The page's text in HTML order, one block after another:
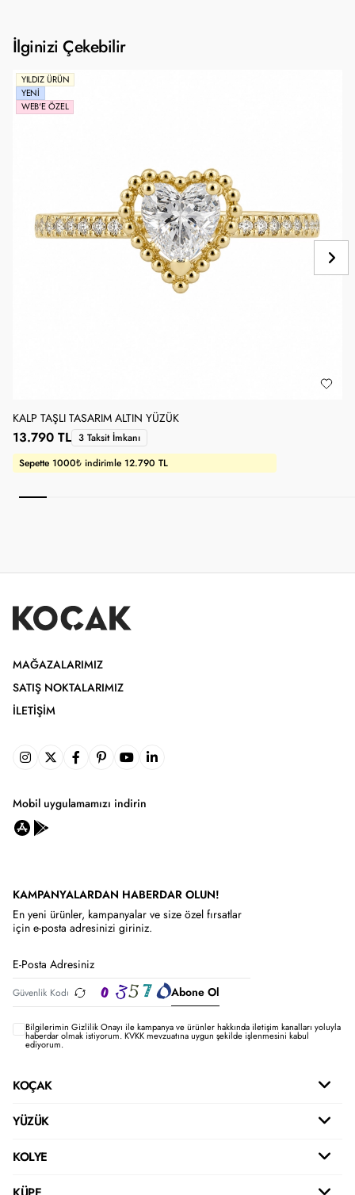
İlginizi Çekebilir
YILDIZ ÜRÜN
YENI
WEB'E ÖZEL
KALP TAŞLI TASARIM ALTIN YÜZÜK
Sepette 1000₺ indirimle 12.790 TL
13.790 TL 3 Taksit İmkanı
MAĞAZALARIMIZ
SATIŞ NOKTALARIMIZ
İLETIŞIM
Mobil uygulamamızı indirin
KAMPANYALARDAN HABERDAR OLUN!
En yeni ürünler, kampanyalar ve size özel fırsatlar
için e-posta adresinizi giriniz.
Abone Ol
Bilgilerimin Gizlilik Onayı ile kampanya ve ürünler hakkında iletişim kanalları yoluyla
haberdar olmak istiyorum.KVKK mevzuatına uygun şekilde işlenmesini kabul
ediyorum.
KOÇAK
YÜZÜK
KOLYE